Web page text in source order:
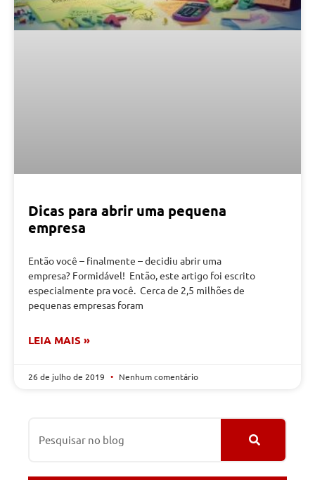
Dicas para abrir uma pequena
empresa
Então você – finalmente – decidiu abrir uma
empresa? Formidável! Então, este artigo foi escrito
especialmente pra você. Cerca de 2,5 milhões de
pequenas empresas foram
LEIA MAIS »
26 de julho de 2019 Nenhum comentário